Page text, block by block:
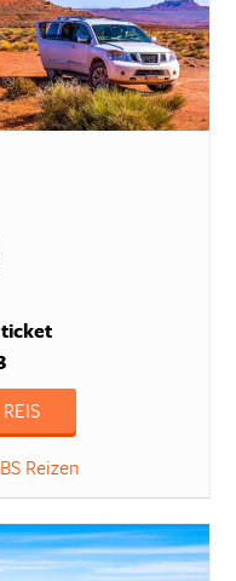
Reizen